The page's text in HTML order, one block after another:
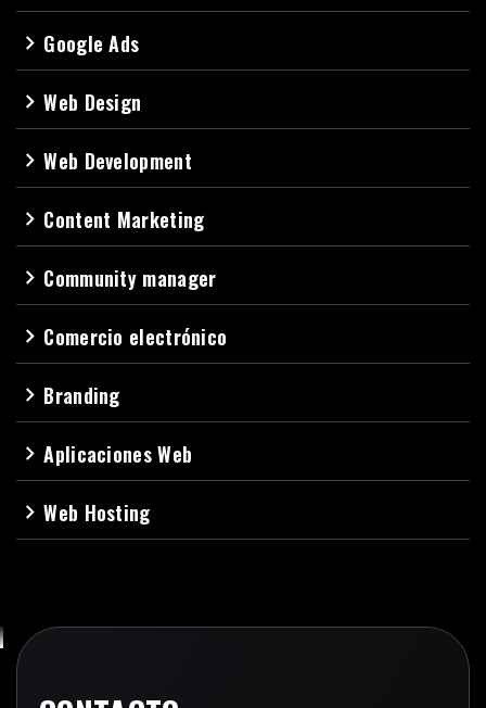
navigate_next Google Ads
navigate_nextWeb Design
navigate_nextWeb Development
navigate_next Content Marketing
navigate_next Community manager
navigate_next Comercio electrónico
navigate_next Branding
navigate_nextAplicaciones Web
navigate_nextWeb Hosting